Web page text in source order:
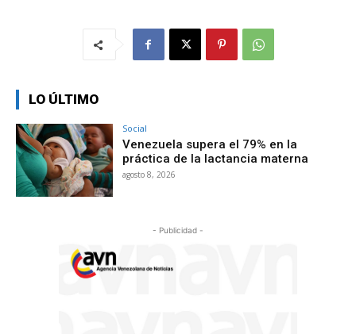
LO ÚLTIMO
Social
Venezuela supera el 79% en la
práctica de la lactancia materna
agosto 8, 2026
- Publicidad -